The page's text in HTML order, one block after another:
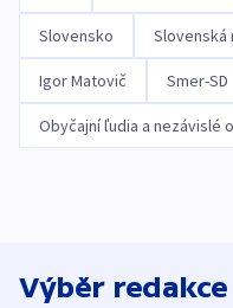
Slovensko Slovenská
Igor Matovič Smer-SD
Obyčajní ľudia a nezávislé
Výběr redakce